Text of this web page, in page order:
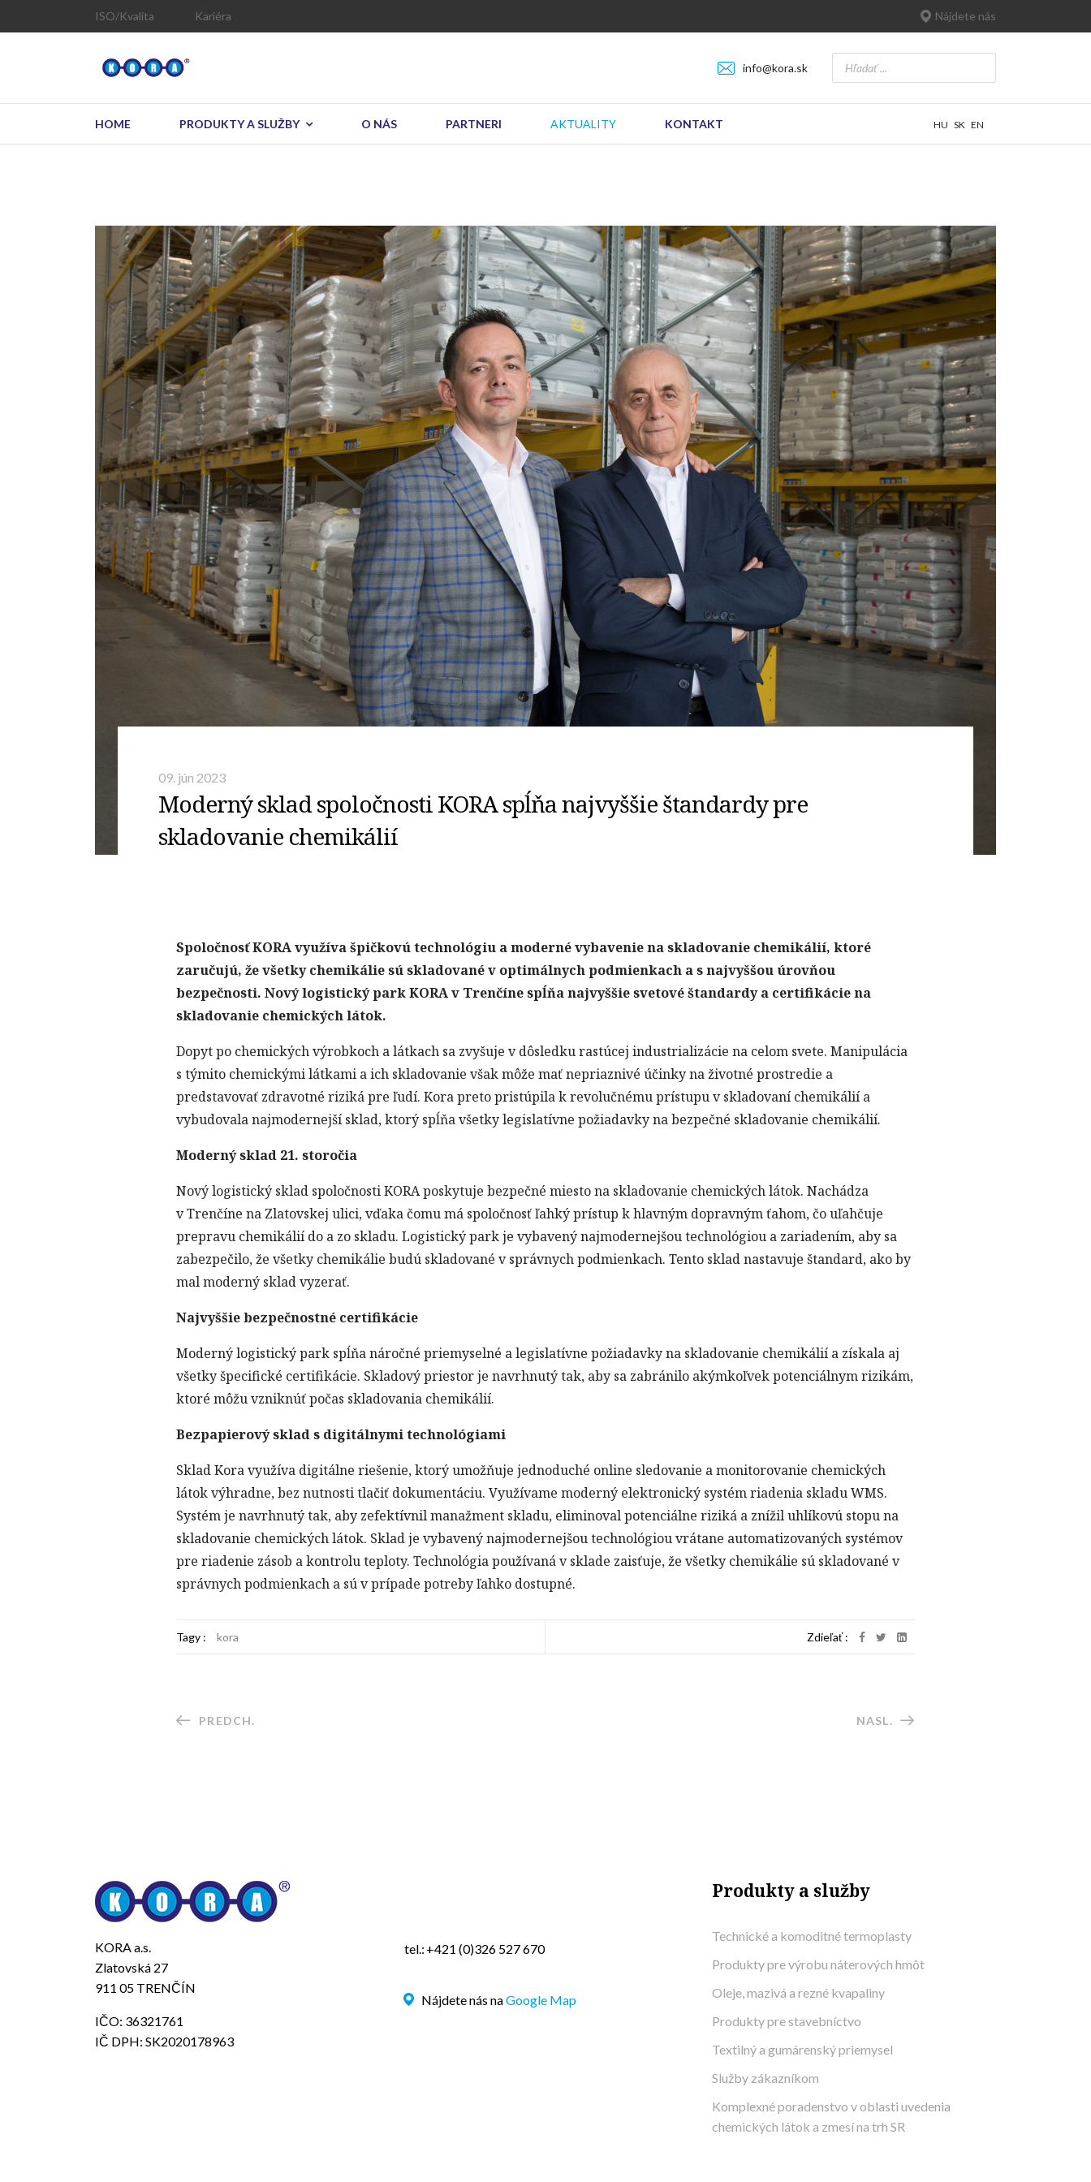
ISO/Kvalita Kariéra Nájdete nás
info@kora.sk
HU SK EN
HOME PRODUKTY A SLUŽBY O NÁS PARTNERI AKTUALITY KONTAKT
09. jún 2023
Moderný sklad spoločnosti KORA spĺňa najvyššie štandardy pre
skladovanie chemikálií
Spoločnosť KORA využíva špičkovú technológiu a moderné vybavenie na skladovanie chemikálií, ktoré
zaručujú, že všetky chemikálie sú skladované v optimálnych podmienkach a s najvyššou úrovňou
bezpečnosti. Nový logistický park KORA v Trenčíne spĺňa najvyššie svetové štandardy a certifikácie na
skladovanie chemických látok.
Dopyt po chemických výrobkoch a látkach sa zvyšuje v dôsledku rastúcej industrializácie na celom svete. Manipulácia
s týmito chemickými látkami a ich skladovanie však môže mať nepriaznivé účinky na životné prostredie a
predstavovať zdravotné riziká pre ľudí. Kora preto pristúpila k revolučnému prístupu v skladovaní chemikálií a
vybudovala najmodernejší sklad, ktorý spĺňa všetky legislatívne požiadavky na bezpečné skladovanie chemikálií.
Moderný sklad 21. storočia
Nový logistický sklad spoločnosti KORA poskytuje bezpečné miesto na skladovanie chemických látok. Nachádza
v Trenčíne na Zlatovskej ulici, vďaka čomu má spoločnosť ľahký prístup k hlavným dopravným ťahom, čo uľahčuje
prepravu chemikálií do a zo skladu. Logistický park je vybavený najmodernejšou technológiou a zariadením, aby sa
zabezpečilo, že všetky chemikálie budú skladované v správnych podmienkach. Tento sklad nastavuje štandard, ako by
mal moderný sklad vyzerať.
Najvyššie bezpečnostné certifikácie
Moderný logistický park spĺňa náročné priemyselné a legislatívne požiadavky na skladovanie chemikálií a získala aj
všetky špecifické certifikácie. Skladový priestor je navrhnutý tak, aby sa zabránilo akýmkoľvek potenciálnym rizikám,
ktoré môžu vzniknúť počas skladovania chemikálií.
Bezpapierový sklad s digitálnymi technológiami
Sklad Kora využíva digitálne riešenie, ktorý umožňuje jednoduché online sledovanie a monitorovanie chemických
látok výhradne, bez nutnosti tlačiť dokumentáciu. Využívame moderný elektronický systém riadenia skladu WMS.
Systém je navrhnutý tak, aby zefektívnil manažment skladu, eliminoval potenciálne riziká a znížil uhlíkovú stopu na
skladovanie chemických látok. Sklad je vybavený najmodernejšou technológiou vrátane automatizovaných systémov
pre riadenie zásob a kontrolu teploty. Technológia používaná v sklade zaisťuje, že všetky chemikálie sú skladované v
správnych podmienkach a sú v prípade potreby ľahko dostupné.
Tagy : kora Zdieľať :
PREDCH. NASL.
KORA a.s.
Zlatovská 27
911 05 TRENČÍN
IČO: 36321761
IČ DPH: SK2020178963
tel.: +421 (0)326 527 670
Nájdete nás naGoogle Map
Produkty a služby
Technické a komoditné termoplasty
Produkty pre výrobu náterových hmôt
Oleje, mazivá a rezné kvapaliny
Produkty pre stavebníctvo
Textilný a gumárenský priemysel
Služby zákazníkom
Komplexné poradenstvo v oblasti uvedenia
chemických látok a zmesí na trh SR